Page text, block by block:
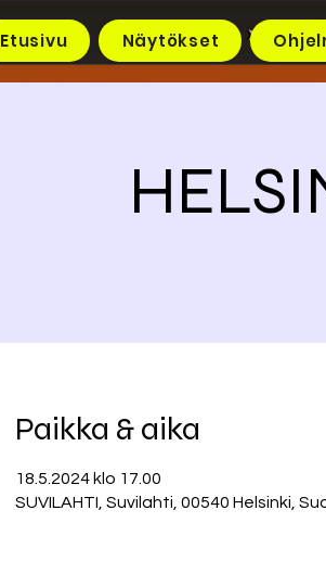
Etusivu Näytökset
Paikka & aika
18.5.2024 klo 17.00
SUVILAHTI, Suvilahti, 00540 Helsinki,